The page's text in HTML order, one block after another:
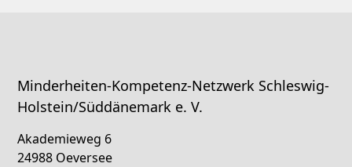
Minderheiten-Kompetenz-Netzwerk Schleswig-
Holstein/Süddänemark e. V.
Akademieweg 6
24988 Oeversee